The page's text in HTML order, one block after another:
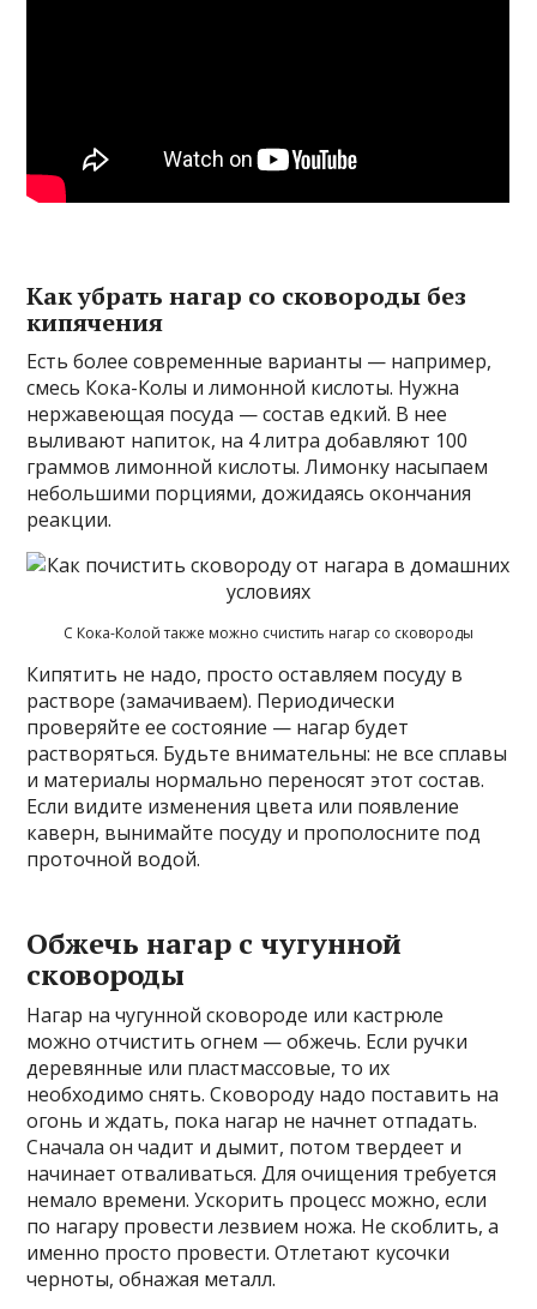
Как убрать нагар со сковороды без
кипячения
Есть более современные варианты — например,
смесь Кока-Колы и лимонной кислоты. Нужна
нержавеющая посуда — состав едкий. В нее
выливают напиток, на 4 литра добавляют 100
граммов лимонной кислоты. Лимонку насыпаем
небольшими порциями, дожидаясь окончания
реакции.
С Кока-Колой также можно счистить нагар со сковороды
Кипятить не надо, просто оставляем посуду в
растворе (замачиваем). Периодически
проверяйте ее состояние — нагар будет
растворяться. Будьте внимательны: не все сплавы
и материалы нормально переносят этот состав.
Если видите изменения цвета или появление
каверн, вынимайте посуду и прополосните под
проточной водой.
Обжечь нагар с чугунной
сковороды
Нагар на чугунной сковороде или кастрюле
можно отчистить огнем — обжечь. Если ручки
деревянные или пластмассовые, то их
необходимо снять. Сковороду надо поставить на
огонь и ждать, пока нагар не начнет отпадать.
Сначала он чадит и дымит, потом твердеет и
начинает отваливаться. Для очищения требуется
немало времени. Ускорить процесс можно, если
по нагару провести лезвием ножа. Не скоблить, а
именно просто провести. Отлетают кусочки
черноты, обнажая металл.